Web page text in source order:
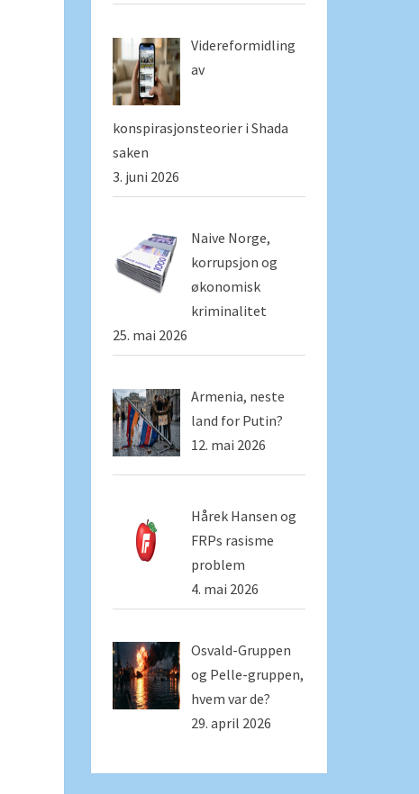
Videreformidling
av
konspirasjonsteorier i Shada
saken
3. juni 2026
Naive Norge,
korrupsjon og
økonomisk
kriminalitet
25. mai 2026
Armenia, neste
land for Putin?
12. mai 2026
Hårek Hansen og
FRPs rasisme
problem
4. mai 2026
Osvald-Gruppen
og Pelle-gruppen,
hvem var de?
29. april 2026